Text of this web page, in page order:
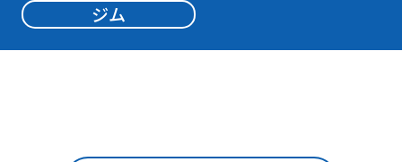
ジム